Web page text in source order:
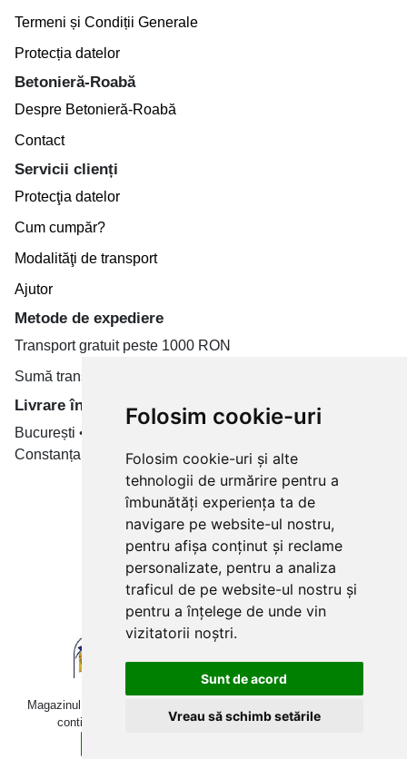
Folosim cookie-uri
Folosim cookie-uri și alte
tehnologii de urmărire pentru a
îmbunătăți experiența ta de
navigare pe website-ul nostru,
pentru afișa conținut și reclame
personalizate, pentru a analiza
traficul de pe website-ul nostru și
pentru a înțelege de unde vin
vizitatorii noștri.
Sunt de acord
Vreau să schimb setările
Magazinul online betoniera-roaba.ro folosește cookies. Navigând în
continuare, îți exprimi acordul pentru folosirea acestora.
Termeni și Condiții Generale
Protecția datelor
Betonieră-Roabă
Despre Betonieră-Roabă
Contact
Servicii clienți
Protecţia datelor
Cum cumpăr?
Modalităţi de transport
Ajutor
Metode de expediere
Transport gratuit peste 1000 RON
Sumă transport de la 19.99 RON
Livrare în toate țară
București • Cluj-Napoca • Brașov • Timișoara • Iași •
Constanța • Craiova
Plăți cu card bancar prin